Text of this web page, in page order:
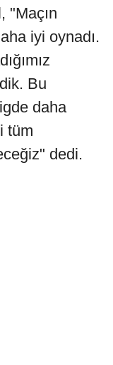
"Maçın
iyi oynadı.
Bu
daha
tüm
dedi.